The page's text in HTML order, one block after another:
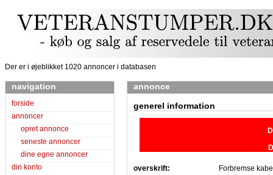
Der er i øjeblikket 1020 annoncer i databasen
navigation
forside
annoncer
opret annonce
seneste annoncer
dine egne annoncer
din konto
annonce
generel information
overskrift: Forbremse